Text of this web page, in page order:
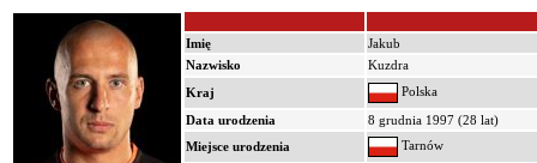
Imię
Jakub
Nazwisko
Kuzdra
Kraj
Polska
Data urodzenia
8 grudnia 1997 (28 lat)
Miejsce urodzenia
Tarnów